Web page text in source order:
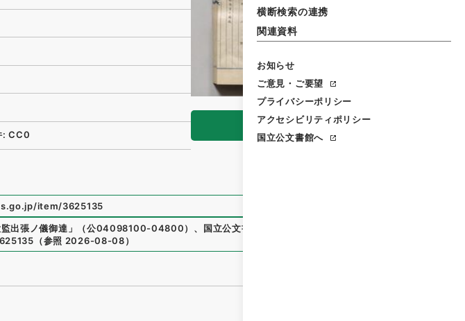
横断検索の連携
関連資料
お知らせ
ご意見・ご要望
プライバシーポリシー
アクセシビリティポリシー
国立公文書館へ
閲覧
: CC0
item/3625135
出張ノ儀御達 」 （公04098100-04800） 、 国立公文書館デジタルアーカイブ
（参照 2026-08-08）